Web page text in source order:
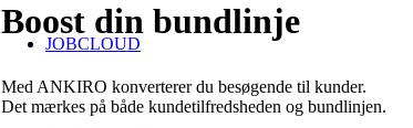
JOBCLOUD
Boost din bundlinje
Med ANKIRO konverterer du besøgende til kunder.
Det mærkes på både kundetilfredsheden og bundlinjen.